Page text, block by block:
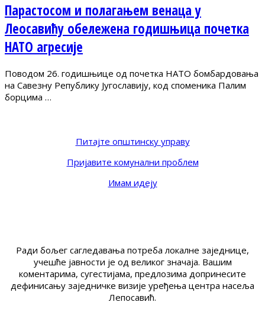
Парастосом и полагањем венаца у
Леосавићу обележена годишњица почетка
НАТО агресије
Поводом 26. годишњице од почетка НАТО бомбардовања
на Савезну Републику Југославију, код споменика Палим
борцима …
Питајте општинску управу
Пријавите комунални проблем
Имам идеју
Ради бољег сагледавања потреба локалне заједнице,
учешће јавности је од великог значаја. Вашим
коментарима, сугестијама, предлозима допринесите
дефинисању заједничке визије уређења центра насеља
Лепосавић.